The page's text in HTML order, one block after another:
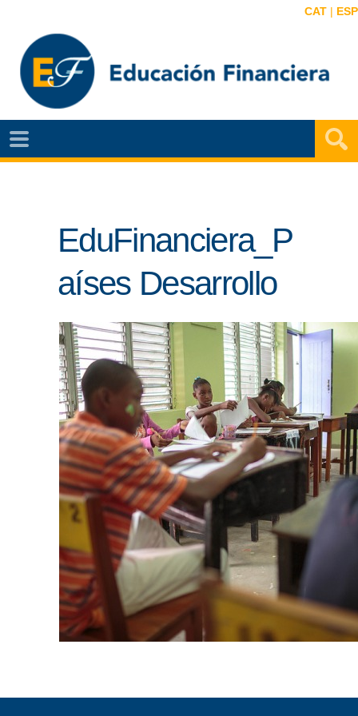
CAT | ESP
NOTÍCIAS
EF
MAPA
AGENDA
PUBLICACIONES
EF
ENLACES
IEF
NOSOTROS
EduFinanciera_P
aíses Desarrollo